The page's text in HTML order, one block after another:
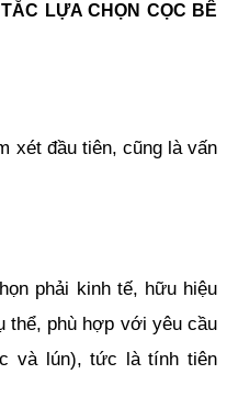
CHỌN CỌC BÊ
xét đầu tiên, cũng là vấn
phải kinh tế, hữu hiệu
thể, phù hợp với yêu cầu
và lún), tức là tính tiên